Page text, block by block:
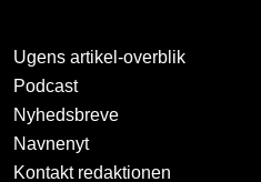
Ugens artikel-overblik
Podcast
Nyhedsbreve
Navnenyt
Kontakt redaktionen